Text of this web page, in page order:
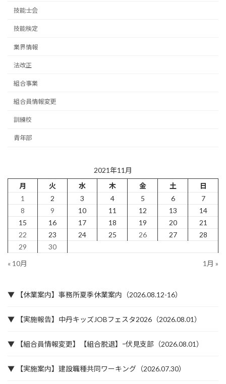
技能士会
技能検定
業界情報
法改正
組合事業
組合員情報変更
訓練校
青年部
2021年11月
月
火 水 木 金 土
日
1
2 3 4 5 6
7
8
9 10 11 12 13
14
15
16 17 18 19 20
21
22
23 24 25 26 27
28
29
30
« 10月
1月 »
▼ 【休業案内】事務所夏季休業案内（2026.08.12-16）
▼ 【実施報告】中丹キッズJOBフェスタ2026（2026.08.01）
▼ 【組合員情報変更】【組合脱退】ｰ伏見支部（2026.08.01）
▼ 【実施案内】建設職種共同ワーキング（2026.07.30）